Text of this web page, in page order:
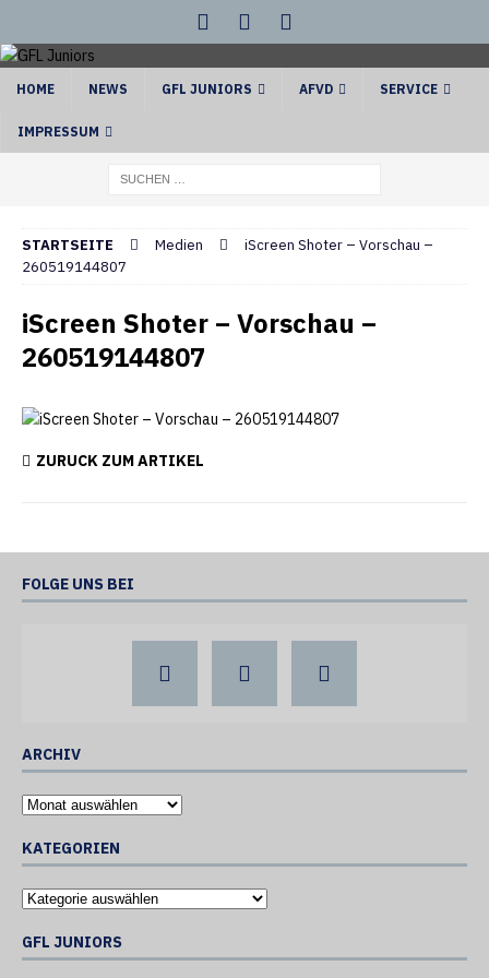
HOME NEWS GFL JUNIORS AFVD SERVICE
IMPRESSUM
STARTSEITE Medien
iScreen Shoter – Vorschau –
260519144807
iScreen Shoter – Vorschau –
260519144807
ZURÜCK ZUM ARTIKEL
FOLGE UNS BEI
ARCHIV
KATEGORIEN
GFL JUNIORS